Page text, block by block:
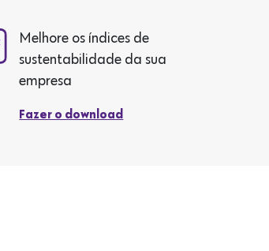
Melhore os índices de
sustentabilidade da sua
empresa
Fazer o download